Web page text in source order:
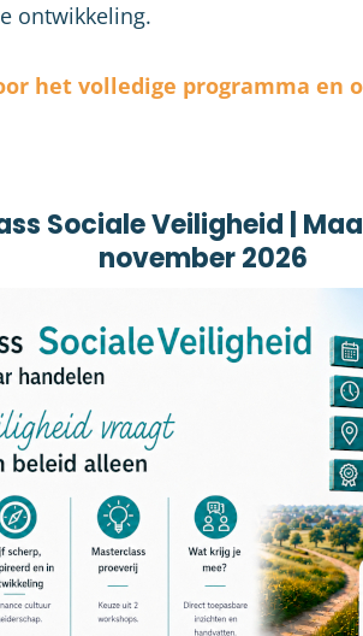
ontwikkeling.
het volledige programma en
Sociale Veiligheid |
november 2026